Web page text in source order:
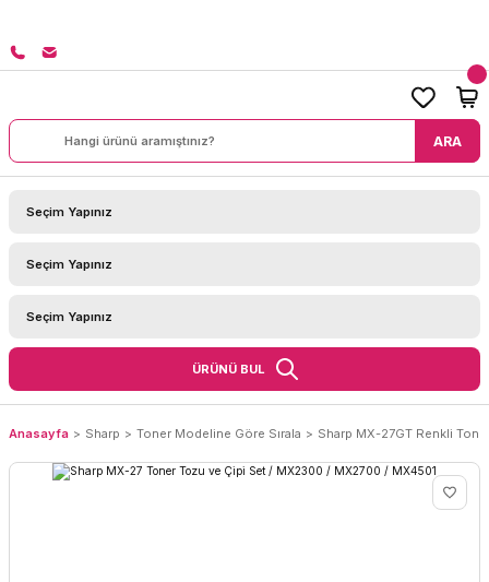
ARA
ÜRÜNÜ BUL
Anasayfa Sharp Toner Modeline Göre Sırala Sharp MX-27GT Renkli